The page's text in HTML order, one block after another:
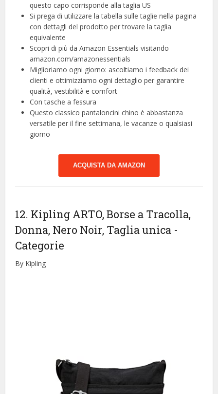
questo capo corrisponde alla taglia US
Si prega di utilizzare la tabella sulle taglie nella pagina
con dettagli del prodotto per trovare la taglia
equivalente
Scopri di più da Amazon Essentials visitando
amazon.com/amazonessentials
Miglioriamo ogni giorno: ascoltiamo i feedback dei
clienti e ottimizziamo ogni dettaglio per garantire
qualità, vestibilità e comfort
Con tasche a fessura
Questo classico pantaloncini chino è abbastanza
versatile per il fine settimana, le vacanze o qualsiasi
giorno
ACQUISTA DA AMAZON
12. Kipling ARTO, Borse a Tracolla,
Donna, Nero Noir, Taglia unica -
Categorie
By Kipling